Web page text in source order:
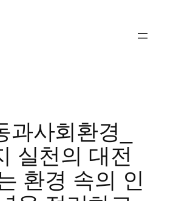
과사회환경_
실천의 대전
환경 속의 인